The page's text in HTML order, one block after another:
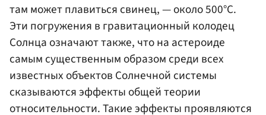
там может плавиться свинец, — около 500°C.
Эти погружения в гравитационный колодец
Солнца означают также, что на астероиде
самым существенным образом среди всех
известных объектов Солнечной системы
сказываются эффекты общей теории
относительности. Такие эффекты проявляются